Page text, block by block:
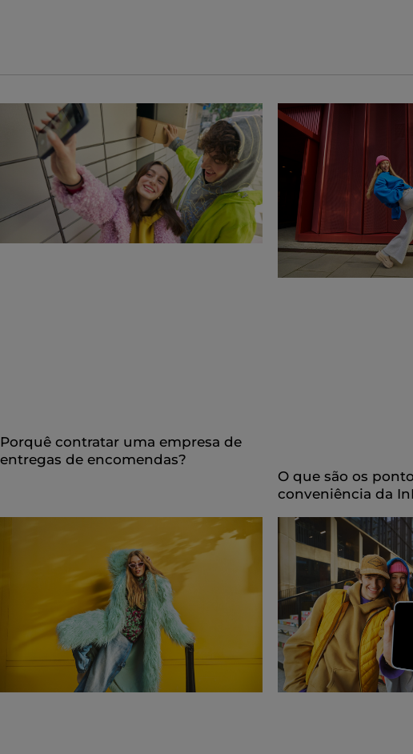
comprimento + largura + altura
Se estiver a utilizar um Locker,
pesar até 25 kg e as dimensões
39 cm. Quando estiver a iniciar
seu pacote se enquadra com
tipos de ponto de recolha
Porquê contratar uma empresa de
entregas de encomendas?
O que são os
conveniência da